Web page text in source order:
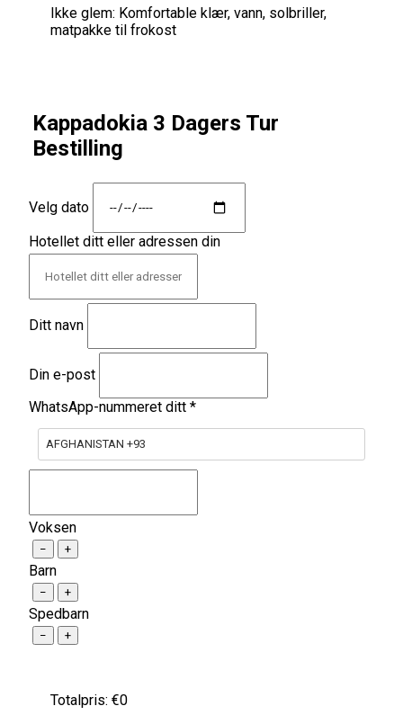
Ikke glem: Komfortable klær, vann, solbriller,
matpakke til frokost
Kappadokia 3 Dagers Tur
Bestilling
Velg dato
Hotellet ditt eller adressen din
Ditt navn
Din e-post
WhatsApp-nummeret ditt *
AFGHANISTAN +93
Voksen
− +
Barn
− +
Spedbarn
− +
Totalpris: €0